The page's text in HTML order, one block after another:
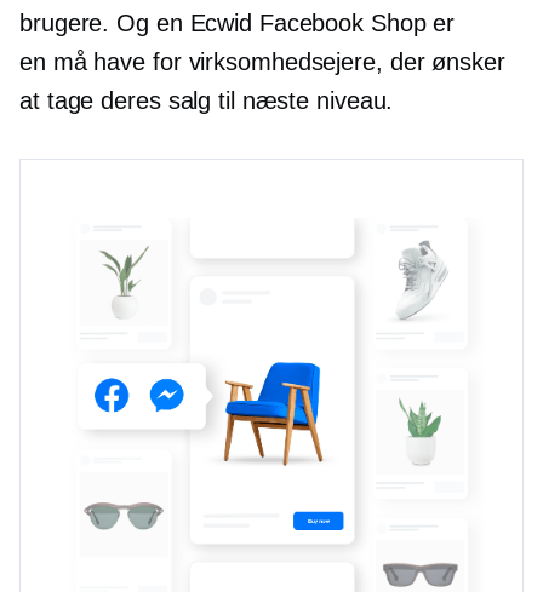
brugere. Og en Ecwid Facebook Shop er
en må have for virksomhedsejere, der ønsker
at tage deres salg til næste niveau.